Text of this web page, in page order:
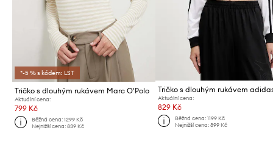
*-5 % s kódem: LST
Tričko s dlouhým rukávem Marc O'Polo
Aktuální cena:
799 Kč
Běžná cena:1299 Kč
Nejnižší cena:839 Kč
Aktuální cena:
829 Kč
Běžná cena: 1199 Kč
Nejnižší cena: 899 Kč